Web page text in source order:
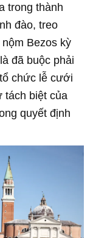
trong thành
đào, treo
Bezos kỳ
đã buộc phải
chức lễ cưới
tách biệt của
quyết định